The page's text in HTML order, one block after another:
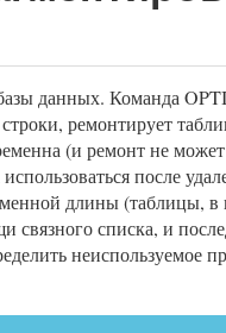
данных. Команда
ремонтирует
(и ремонт не
после
длины (таблицы,
списка, и
неиспользуемое